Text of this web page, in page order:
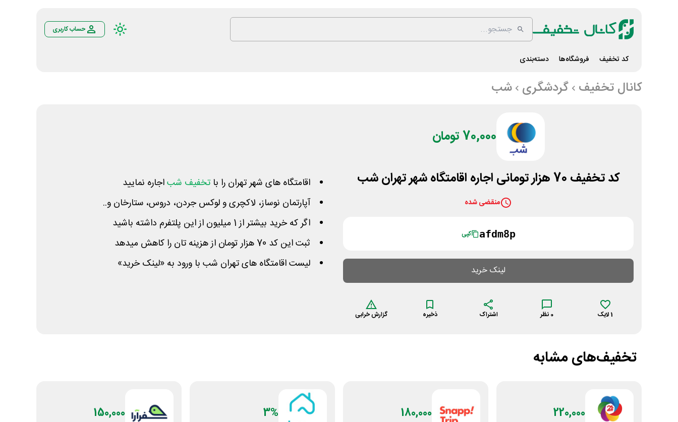
حساب کاربری
کد تخفیف فروشگاه‌ها دسته‌بندی
کانال تخفیف گردشگری شب
70,000 تومان
کد تخفیف 70 هزار تومانی اجاره اقامتگاه شهر تهران شب
منقضی شده
afdm8p کپی
لینک خرید
1 لایک 0 نظر اشتراک ذخیره گزارش خرابی
اقامتگاه های شهر تهران را با تخفیف شباجاره نمایید
آپارتمان نوساز، لاکچری و لوکس جردن، دروس، ستارخان و..
اگر که خرید بیشتر از 1 میلیون از این پلتفرم داشته باشید
ثبت این کد 70 هزار تومان از هزینه تان را کاهش میدهد
لیست اقامتگاه های تهران شب با ورود به «لینک خرید»
تخفیف‌های مشابه
220,000
180,000
3%
150,000